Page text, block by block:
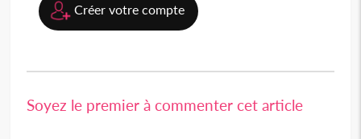
Créer votre compte
Soyez le premier à commenter cet article